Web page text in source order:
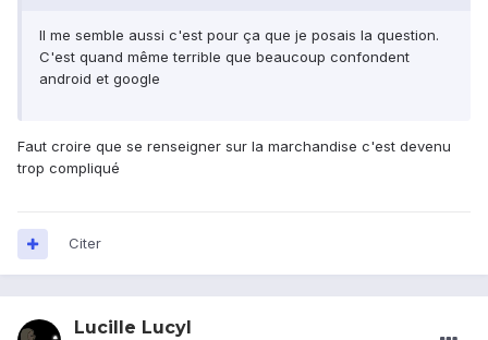
Il me semble aussi c'est pour ça que je posais la question.
C'est quand même terrible que beaucoup confondent
android et google
Faut croire que se renseigner sur la marchandise c'est devenu
trop compliqué
Citer
Lucille Lucyl